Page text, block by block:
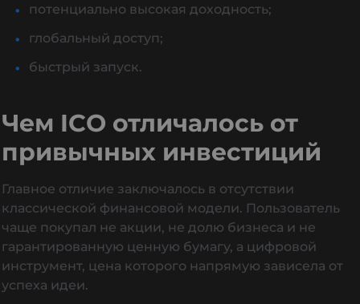
потенциально высокая доходность;
глобальный доступ;
быстрый запуск.
Чем ICO отличалось от
привычных инвестиций
Главное отличие заключалось в отсутствии
классической финансовой модели. Пользователь
чаще покупал не акции, не долю бизнеса и не
гарантированную ценную бумагу, а цифровой
инструмент, цена которого напрямую зависела от
успеха идеи.